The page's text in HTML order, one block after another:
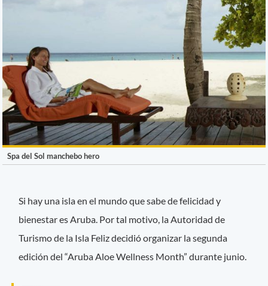
Spa del Sol manchebo hero
Si hay una isla en el mundo que sabe de felicidad y
bienestar es Aruba. Por tal motivo, la Autoridad de
Turismo de la Isla Feliz decidió organizar la segunda
edición del “Aruba Aloe Wellness Month” durante junio.